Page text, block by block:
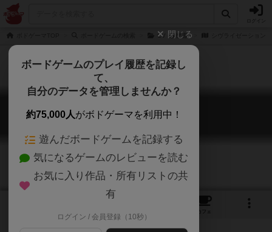
CV -履歴書-
シヴライゼーション
CVlizations
カフェ
閉じる
ボードゲームのプレイ履歴を記録し
て、
自分のデータを管理しませんか？
約75,000人がボドゲーマを利用中！
遊んだボードゲームを記録する
気になるゲームのレビューを読む
お気に入り作品・所有リストの共
有
ログイン / 会員登録（10秒）